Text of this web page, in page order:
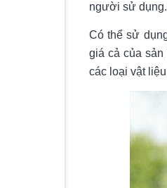
người sử dụng.
Có thể sử
giá cả của
các loại vật